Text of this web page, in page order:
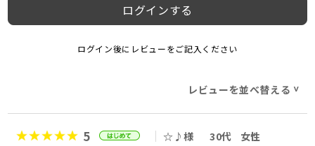
ログインする
ログイン後にレビューをご記入ください
レビューを並べ替える>
5 ☆♪様 30代
女性